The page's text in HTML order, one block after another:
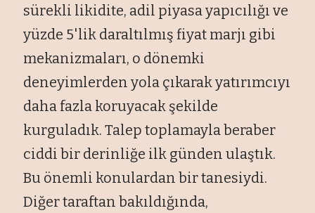
sürekli likidite, adil piyasa yapıcılığı ve
yüzde 5'lik daraltılmış fiyat marjı gibi
mekanizmaları, o dönemki
deneyimlerden yola çıkarak yatırımcıyı
daha fazla koruyacak şekilde
kurguladık. Talep toplamayla beraber
ciddi bir derinliğe ilk günden ulaştık.
Bu önemli konulardan bir tanesiydi.
Diğer taraftan bakıldığında,